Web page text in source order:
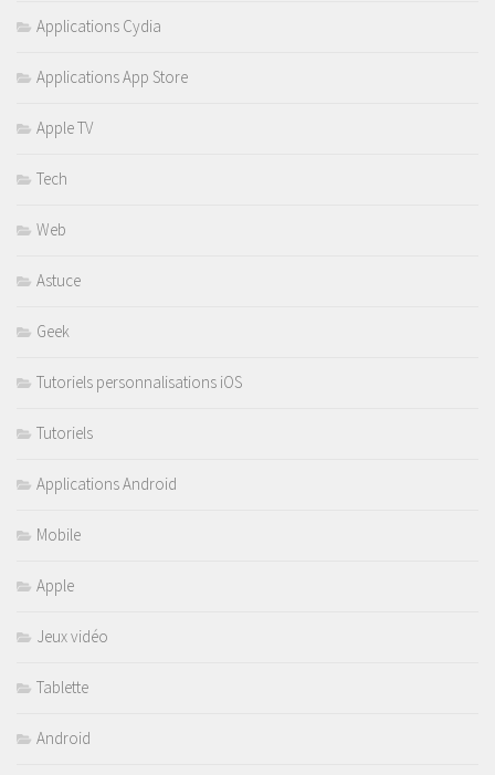
Applications Cydia
Applications App Store
Apple TV
Tech
Web
Astuce
Geek
Tutoriels personnalisations iOS
Tutoriels
Applications Android
Mobile
Apple
Jeux vidéo
Tablette
Android